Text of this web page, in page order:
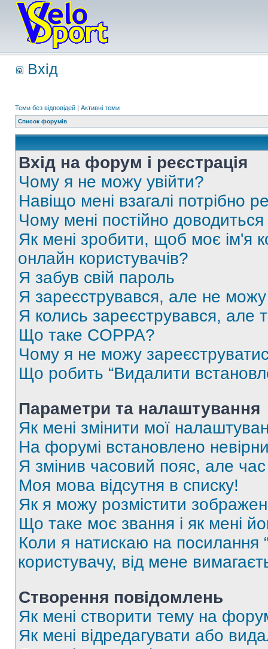
Вхід
Теми без відповідей | Активні теми
Список форумів
Вхід на форум і реєстрація
Чому я не можу увійти?
Навіщо мені взагалі потрібно
Чому мені постійно
Як мені зробити, щоб моє ім'я
онлайн користувачів?
Я забув свій пароль
Я зареєструвався, але не
Я колись зареєструвався,
Що таке COPPA?
Чому я не можу
Що робить “Видалити
Параметри та налаштування
Як мені змінити мої
На форумі встановлено
Я змінив часовий пояс, але
Моя мова відсутня в списку!
Як я можу розмістити
Що таке моє звання і як мені
Коли я натискаю на посилання
користувачу, від мене
Створення повідомлень
Як мені створити тему на
Як мені відредагувати або